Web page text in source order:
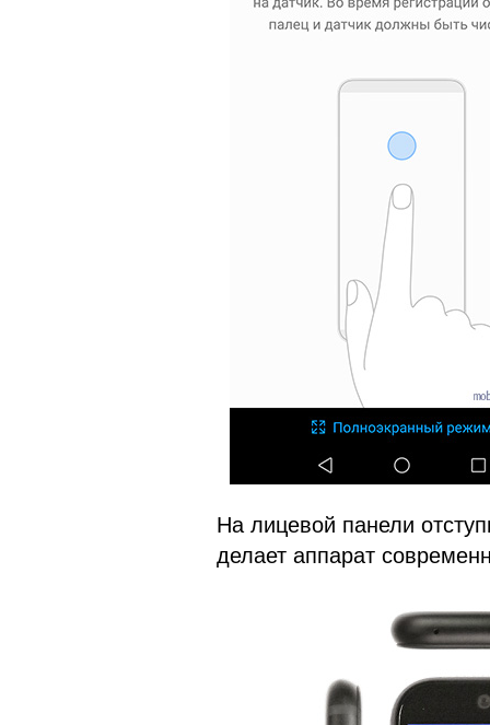
На лицевой панели
делает аппарат